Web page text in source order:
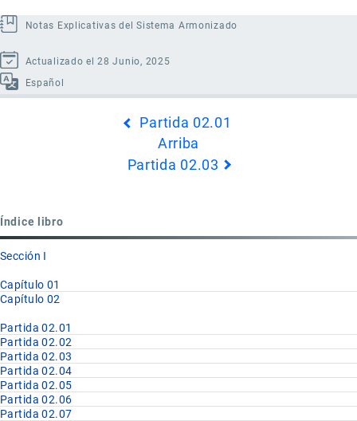
Notas Explicativas del Sistema Armonizado
Actualizado el 28 Junio, 2025
Español
02.02
Partida 02.01
Arriba
Partida 02.03
Índice libro
Sección I
Capítulo 01
Capítulo 02
Partida 02.01
Partida 02.02
Partida 02.03
Partida 02.04
Partida 02.05
Partida 02.06
Partida 02.07